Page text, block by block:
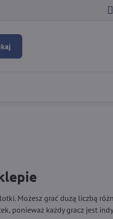
Możesz grać dużą liczbą
ponieważ każdy gracz jest